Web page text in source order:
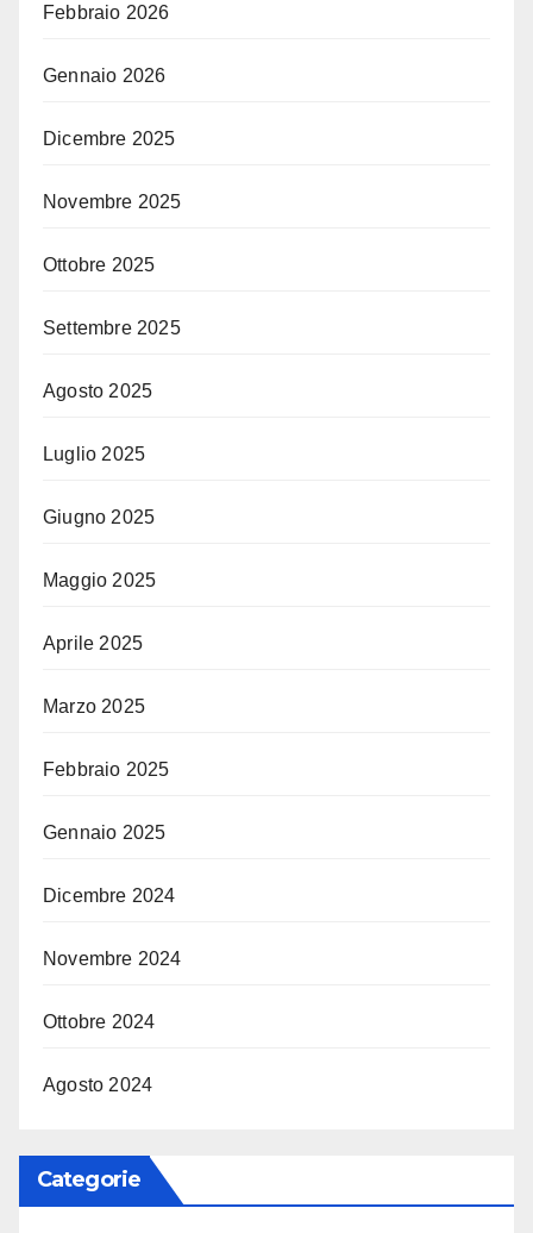
Febbraio 2026
Gennaio 2026
Dicembre 2025
Novembre 2025
Ottobre 2025
Settembre 2025
Agosto 2025
Luglio 2025
Giugno 2025
Maggio 2025
Aprile 2025
Marzo 2025
Febbraio 2025
Gennaio 2025
Dicembre 2024
Novembre 2024
Ottobre 2024
Agosto 2024
Categorie